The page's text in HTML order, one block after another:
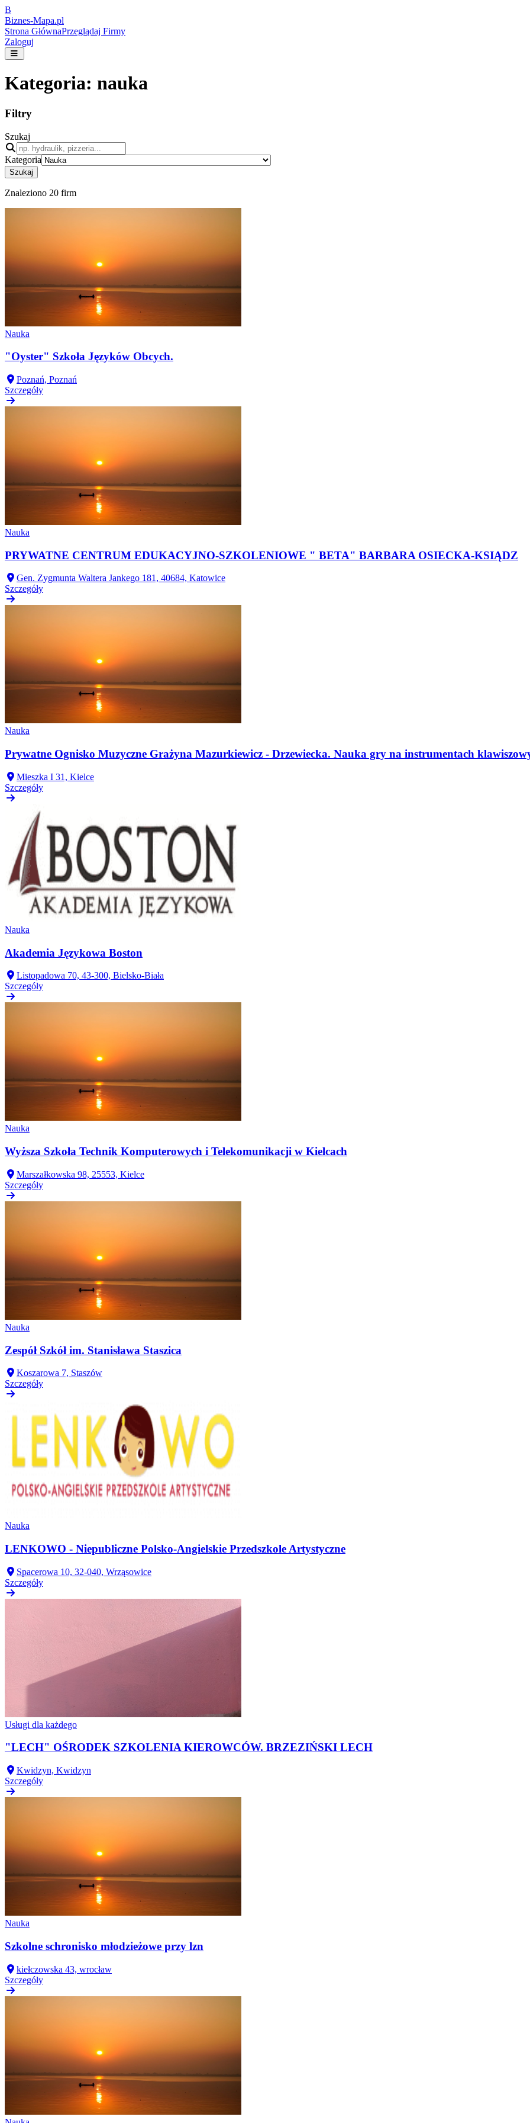
B
Biznes-Mapa.pl
Strona GłównaPrzeglądaj Firmy
Zaloguj
Kategoria: nauka
Filtry
Szukaj
Kategoria
Szukaj
Znaleziono 20 firm
Nauka
"Oyster" Szkoła Języków Obcych.
Poznań, Poznań
Szczegóły
Nauka
PRYWATNE CENTRUM EDUKACYJNO-SZKOLENIOWE " BETA" BARBARA OSIECKA-KSIĄDZ
Gen. Zygmunta Waltera Jankego 181, 40684, Katowice
Szczegóły
Nauka
Prywatne Ognisko Muzyczne Grażyna Mazurkiewicz - Drzewiecka. Nauka gry na instrumentach
Mieszka I 31, Kielce
Szczegóły
Nauka
Akademia Językowa Boston
Listopadowa 70, 43-300, Bielsko-Biała
Szczegóły
Nauka
Wyższa Szkoła Technik Komputerowych i Telekomunikacji w Kielcach
Marszałkowska 98, 25553, Kielce
Szczegóły
Nauka
Zespół Szkół im. Stanisława Staszica
Koszarowa 7, Staszów
Szczegóły
Nauka
LENKOWO - Niepubliczne Polsko-Angielskie Przedszkole Artystyczne
Spacerowa 10, 32-040, Wrząsowice
Szczegóły
Usługi dla każdego
"LECH" OŚRODEK SZKOLENIA KIEROWCÓW. BRZEZIŃSKI LECH
Kwidzyn, Kwidzyn
Szczegóły
Nauka
Szkolne schronisko młodzieżowe przy lzn
kiełczowska 43, wrocław
Szczegóły